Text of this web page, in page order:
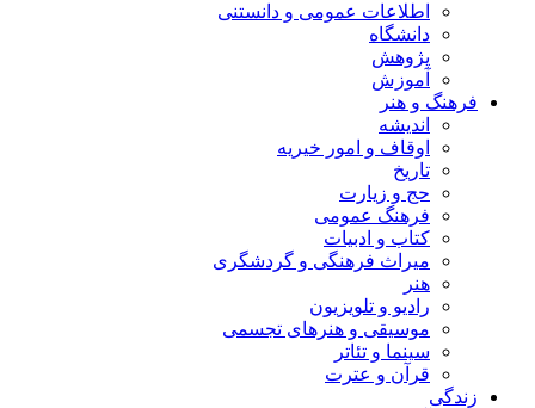
اطلاعات عمومی و دانستنی
دانشگاه
پژوهش
آموزش
فرهنگ و هنر
اندیشه
اوقاف و امور خیریه
تاریخ
حج و زیارت
فرهنگ عمومی
کتاب و ادبیات
میراث فرهنگی و گردشگری
هنر
رادیو و تلویزیون
موسیقی و هنرهای تجسمی
سینما و تئاتر
قرآن و عترت
زندگی